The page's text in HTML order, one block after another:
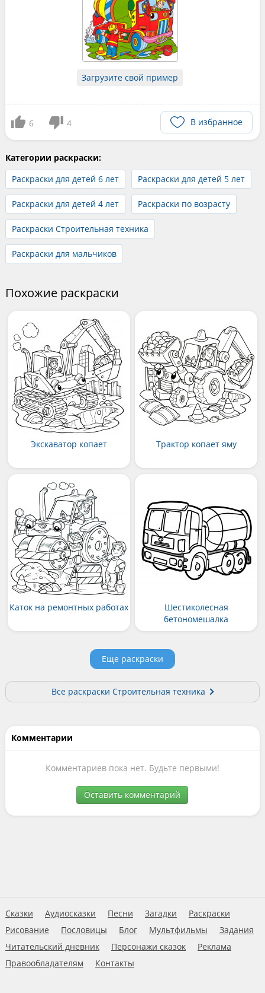
Загрузите свой пример
6 4 В избранное
Категории раскраски:
Раскраски для детей 6 лет
Раскраски для детей 5 лет
Раскраски для детей 4 лет Раскраски по возрасту
Раскраски Строительная техника
Раскраски для мальчиков
Похожие раскраски
Экскаватор копает Трактор копает яму
Каток на ремонтных работах
Шестиколесная
бетономешалка
Еще раскраски
Все раскраски Строительная техника
Комментарии
Комментариев пока нет. Будьте первыми!
Оставить комментарий
Сказки Аудиосказки Песни Загадки
Раскраски
Рисование
Пословицы Блог Мультфильмы
Задания
Читательский дневник
Персонажи сказок
Реклама
Правообладателям
Контакты